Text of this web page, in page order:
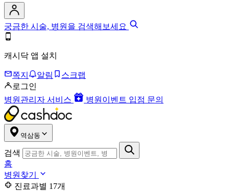
궁금한 시술, 병원을 검색해보세요
캐시닥 앱 설치
쪽지 알림
스크랩
로그인
병원관리자 서비스
병원이벤트 입점 문의
역삼동
검색
홈
병원찾기
진료과별 17개